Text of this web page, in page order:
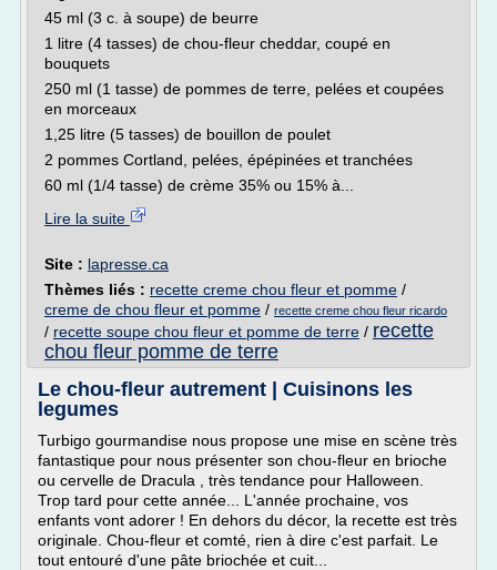
45 ml (3 c. à soupe) de beurre
1 litre (4 tasses) de chou-fleur cheddar, coupé en
bouquets
250 ml (1 tasse) de pommes de terre, pelées et coupées
en morceaux
1,25 litre (5 tasses) de bouillon de poulet
2 pommes Cortland, pelées, épépinées et tranchées
60 ml (1/4 tasse) de crème 35% ou 15% à...
Lire la suite
Site : lapresse.ca
Thèmes liés : recette creme chou fleur et pomme /
creme de chou fleur et pomme / recette creme chou fleur ricardo
/ recette soupe chou fleur et pomme de terre / recette
chou fleur pomme de terre
Le chou-fleur autrement | Cuisinons les
legumes
Turbigo gourmandise nous propose une mise en scène très
fantastique pour nous présenter son chou-fleur en brioche
ou cervelle de Dracula , très tendance pour Halloween.
Trop tard pour cette année... L'année prochaine, vos
enfants vont adorer ! En dehors du décor, la recette est très
originale. Chou-fleur et comté, rien à dire c'est parfait. Le
tout entouré d'une pâte briochée et cuit...